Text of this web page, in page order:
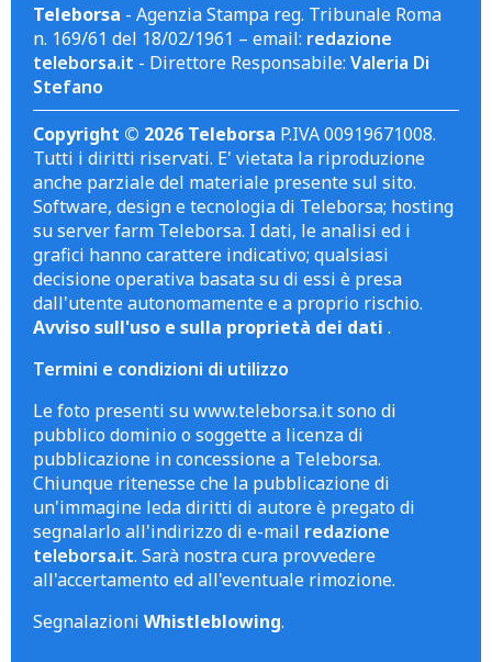
Teleborsa - Agenzia Stampa reg. Tribunale Roma
n. 169/61 del 18/02/1961 – email: redazione
teleborsa.it - Direttore Responsabile: Valeria Di
Stefano
Copyright © 2026 Teleborsa P.IVA 00919671008.
Tutti i diritti riservati. E' vietata la riproduzione
anche parziale del materiale presente sul sito.
Software, design e tecnologia di Teleborsa; hosting
su server farm Teleborsa. I dati, le analisi ed i
grafici hanno carattere indicativo; qualsiasi
decisione operativa basata su di essi è presa
dall'utente autonomamente e a proprio rischio.
Avviso sull'uso e sulla proprietà dei dati .
Termini e condizioni di utilizzo
Le foto presenti su www.teleborsa.it sono di
pubblico dominio o soggette a licenza di
pubblicazione in concessione a Teleborsa.
Chiunque ritenesse che la pubblicazione di
un'immagine leda diritti di autore è pregato di
segnalarlo all'indirizzo di e-mail redazione
teleborsa.it. Sarà nostra cura provvedere
all'accertamento ed all'eventuale rimozione.
Segnalazioni Whistleblowing.